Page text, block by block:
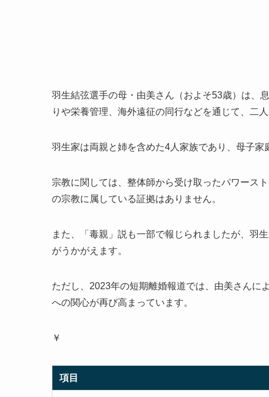
羽生結弦選手の母・由美さん（およそ53歳）は、
りや栄養管理、海外遠征の同行などを通じて、二
羽生家は両親と姉を含めた4人家族であり、母子家
宗教に関しては、整体師から受け取ったパワース
の宗教に属している証拠はありません。
また、「毒親」説も一部で報じられましたが、羽
がうかがえます。
ただし、2023年の短期離婚報道では、由美さんに
への関心が再び高まっています。
￥
項目